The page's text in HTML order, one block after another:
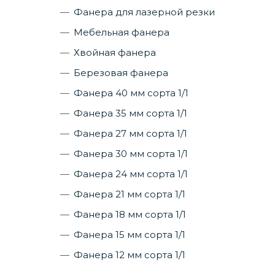
Фанера для лазерной резки
Мебельная фанера
Хвойная фанера
Березовая фанера
Фанера 40 мм сорта 1/1
Фанера 35 мм сорта 1/1
Фанера 27 мм сорта 1/1
Фанера 30 мм сорта 1/1
Фанера 24 мм сорта 1/1
Фанера 21 мм сорта 1/1
Фанера 18 мм сорта 1/1
Фанера 15 мм сорта 1/1
Фанера 12 мм сорта 1/1